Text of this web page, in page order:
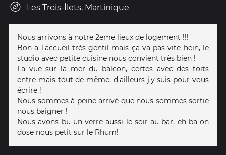
Les Trois-Îlets, Martinique
Nous arrivons à notre 2eme lieux de logement !!!
Bon a l'accueil très gentil mais ça va pas vite hein, le
studio avec petite cuisine nous convient très bien !
La vue sur la mer du balcon, certes avec des toits
entre mais tout de même, d'ailleurs j'y suis pour vous
écrire !
Nous sommes à peine arrivé que nous sommes sortie
nous baigner !
Nous avons bu un verre aussi le soir au bar, eh ba on
dose nous petit sur le Rhum!